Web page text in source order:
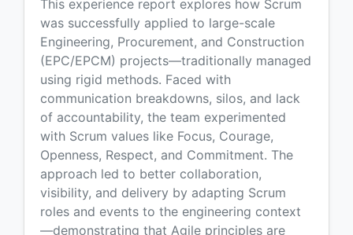
This experience report explores how Scrum
was successfully applied to large-scale
Engineering, Procurement, and Construction
(EPC/EPCM) projects—traditionally managed
using rigid methods. Faced with
communication breakdowns, silos, and lack
of accountability, the team experimented
with Scrum values like Focus, Courage,
Openness, Respect, and Commitment. The
approach led to better collaboration,
visibility, and delivery by adapting Scrum
roles and events to the engineering context
—demonstrating that Agile principles are